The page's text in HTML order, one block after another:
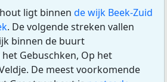
ligt binnen de wijk Beek-Zuid
. De volgende streken vallen
binnen de buurt
Gebuschken, Op het
De meest voorkomende